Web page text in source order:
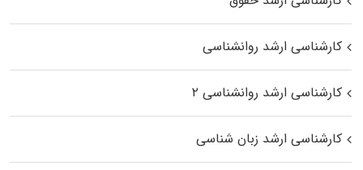
کارشناسی ارشد روانشناسی
کارشناسی ارشد روانشناسی ۲
کارشناسی ارشد زبان شناسی